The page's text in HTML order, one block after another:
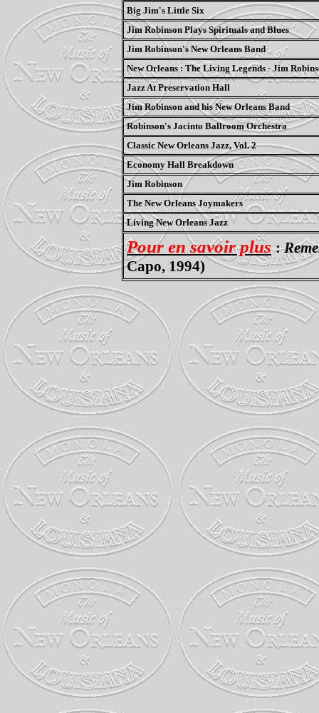
Big Jim's Little Six
Jim Robinson Plays Spirituals and Blues
Jim Robinson's New Orleans Band
New Orleans : The Living Legends - Jim
Jazz At Preservation Hall
Jim Robinson and his New Orleans Band
Robinson's Jacinto Ballroom Orchestra
Classic New Orleans Jazz, Vol. 2
Economy Hall Breakdown
Jim Robinson
The New Orleans Joymakers
Living New Orleans Jazz
Pour en savoir plus :
Capo, 1994)